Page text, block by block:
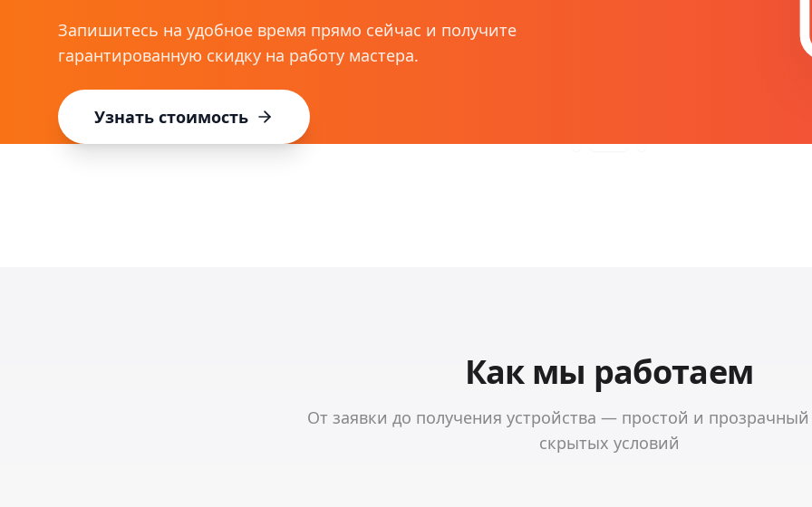
Запишитесь на удобное время прямо сейчас и получите
гарантированную скидку на работу мастера.
Узнать стоимость
Как мы работаем
От заявки до получения устройства — простой и прозрачный
скрытых условий